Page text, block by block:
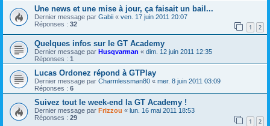
Une news et une mise à jour, ça faisait un bail...
Dernier message par Gabii « ven. 17 juin 2011 20:07
Réponses : 32 1 2
Quelques infos sur le GT Academy
Dernier message par Husqvarman « dim. 12 juin 2011 12:35
Réponses : 1
Lucas Ordonez répond à GTPlay
Dernier message par Charmlessman80 « mer. 8 juin 2011 03:09
Réponses : 6
Suivez tout le week-end la GT Academy !
Dernier message par Frizzou « lun. 16 mai 2011 18:53
Réponses : 29 1 2